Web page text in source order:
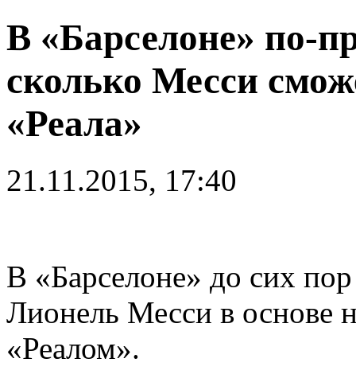
В «Барселоне» по-
сколько Месси
«Реала»
21.11.2015, 17:40
В «Барселоне» до сих
Лионель Месси в основе
«Реалом».